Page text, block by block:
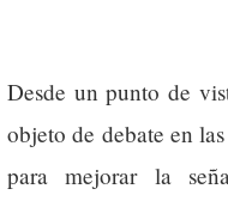
Desde un punto de
objeto de debate en
para mejorar la